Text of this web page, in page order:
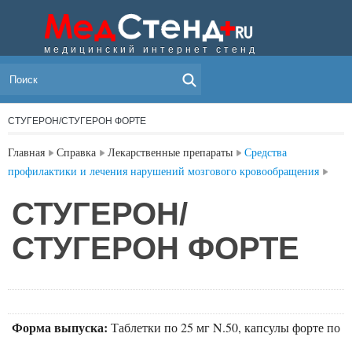
медицинский интернет стенд
СТУГЕРОН/СТУГЕРОН ФОРТЕ
Главная Справка Лекарственные препараты
Средства
профилактики и лечения нарушений мозгового кровообращения
СТУГЕРОН/
СТУГЕРОН ФОРТЕ
Форма выпуска: Таблетки по 25 мг N.50, капсулы форте по